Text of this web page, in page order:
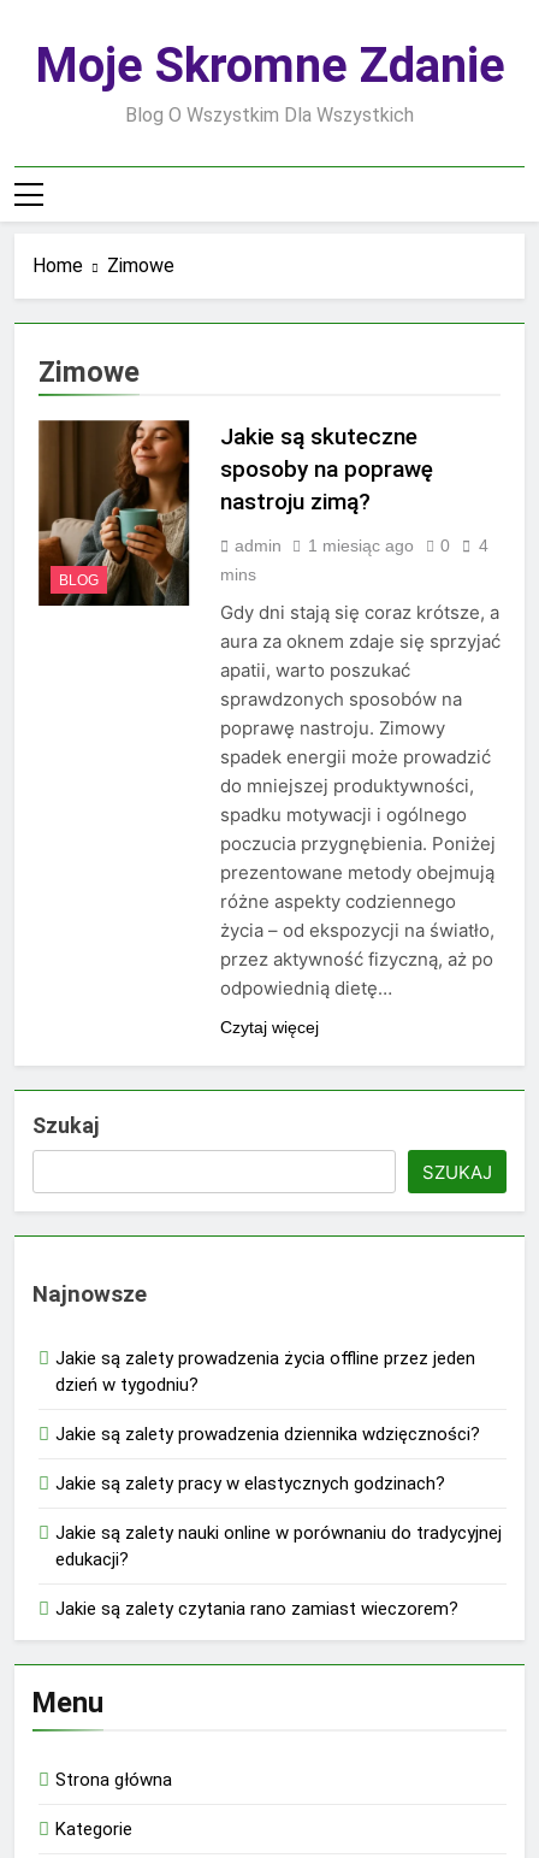
contentMoje Skromne Zdanie
Blog O Wszystkim Dla Wszystkich
Home Zimowe
Zimowe
BLOG
Jakie są skuteczne
sposoby na poprawę
nastroju zimą?
admin 1 miesiąc ago 0
4
mins
Gdy dni stają się coraz krótsze, a
aura za oknem zdaje się sprzyjać
apatii, warto poszukać
sprawdzonych sposobów na
poprawę nastroju. Zimowy
spadek energii może prowadzić
do mniejszej produktywności,
spadku motywacji i ogólnego
poczucia przygnębienia. Poniżej
prezentowane metody obejmują
różne aspekty codziennego
życia – od ekspozycji na światło,
przez aktywność fizyczną, aż po
odpowiednią dietę…
Czytaj więcej
Szukaj
SZUKAJ
Najnowsze
Jakie są zalety prowadzenia życia offline przez jeden
dzień w tygodniu?
Jakie są zalety prowadzenia dziennika wdzięczności?
Jakie są zalety pracy w elastycznych godzinach?
Jakie są zalety nauki online w porównaniu do tradycyjnej
edukacji?
Jakie są zalety czytania rano zamiast wieczorem?
Menu
Strona główna
Kategorie